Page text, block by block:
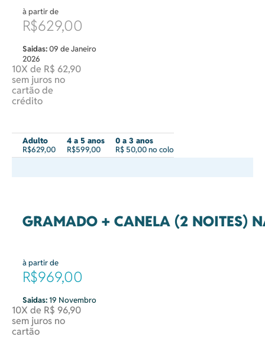
à partir de
R$629,00
Saidas:09 de Janeiro
2026
10X de R$ 62,90
sem juros no
cartão de
crédito
Adulto
R$629,00
4 a 5 anos
R$599,00
0 a 3 anos
R$ 50,00 no colo
GRAMADO + CANELA (2 NOITES)
à partir de
R$969,00
Saidas:19 Novembro
10X de R$ 96,90
sem juros no
cartão